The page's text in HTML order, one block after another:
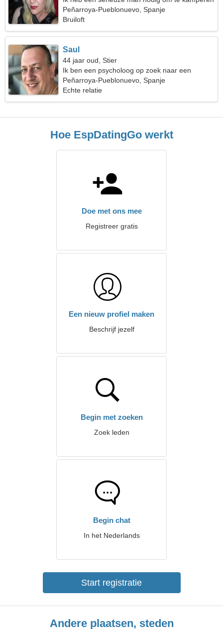
Peñarroya-Pueblonuevo, Spanje
Bruiloft
Saul
44 jaar oud, Stier
Ik ben een psycholoog op zoek naar een
uitzonderlijke vrouw
Peñarroya-Pueblonuevo, Spanje
Echte relatie
Hoe EspDatingGo werkt
Doe met ons mee
Registreer gratis
Een nieuw profiel maken
Beschrijf jezelf
Begin met zoeken
Zoek leden
Begin chat
In het Nederlands
Start registratie
Andere plaatsen, steden